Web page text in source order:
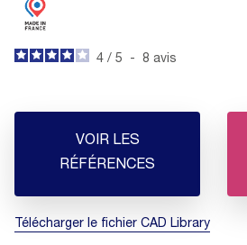
4 / 5 - 8 avis
VOIR LES
RÉFÉRENCES
Télécharger le fichier CAD Library